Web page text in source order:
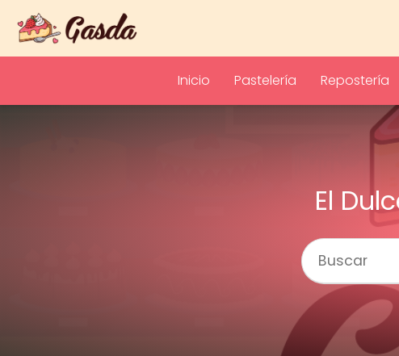
Inicio Pastelería Repostería
El